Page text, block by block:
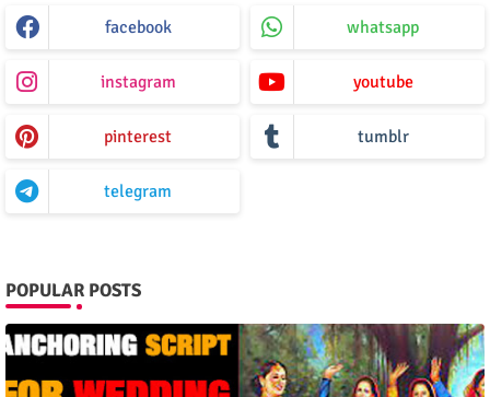
facebook whatsapp
instagram youtube
pinterest tumblr
telegram
POPULAR POSTS